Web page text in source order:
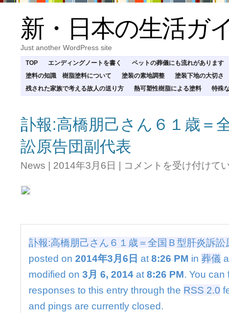
新・日本の生活ガ
Just another WordPress site
TOP エンディングノートを書く
ペットの葬儀にも流れがあります
塗料の知識 樹脂塗料について
塗装の素地調整
塗装下地の大切さ
残された家族で考える故人の送り方
熱可塑性樹脂による塗料 特殊
訃報:高橋朋己さん６１歳＝
訟原告団副代表
News | 2014年3月6日 | 訃
さ
６
１
歳
＝
国
Ｂ
コメントを受け付けて
訃報:高橋朋己さん６１歳＝全国Ｂ型肝炎訴訟
posted on 2014年3月6日 at 8:26 PM in 葬儀
modified on 3月 6, 2014 at 8:26 PM. You can
responses to this entry through the RSS 2.0
and pings are currently closed.